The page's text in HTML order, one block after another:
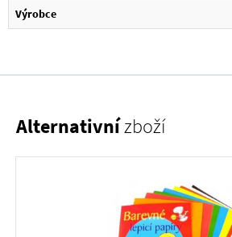
Výrobce
Alternativnízboží